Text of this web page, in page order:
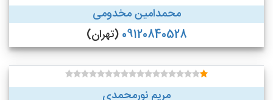
محمدامین مخدومی
09120840528 (تهران)
مریم نورمحمدی